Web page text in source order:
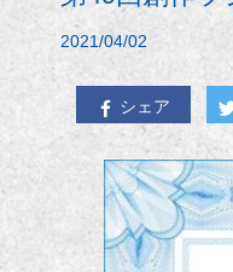
2021/04/02
シェア